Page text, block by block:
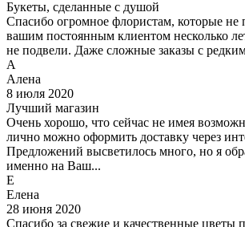
Букеты, сделанные с душой
Спасибо огромное флористам, которые не
вашим постоянным клиентом несколько
не подвели. Даже сложные заказы с
А
Алена
8 июля 2020
Лучший магазин
Очень хорошо, что сейчас не имея
лично можно оформить доставку через
Предложений высветилось много, но я
именно на Ваш...
Е
Елена
28 июня 2020
Спасибо за свежие и качественные цветы